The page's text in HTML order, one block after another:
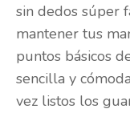
sin dedos súper
mantener tus
puntos básicos
sencilla y
vez listos los